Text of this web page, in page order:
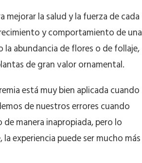
mejorar la salud y la fuerza de cada
y comportamiento de una
abundancia de flores o de follaje,
de gran valor ornamental.
está muy bien aplicada cuando
de nuestros errores cuando
manera inapropiada, pero lo
experiencia puede ser mucho más